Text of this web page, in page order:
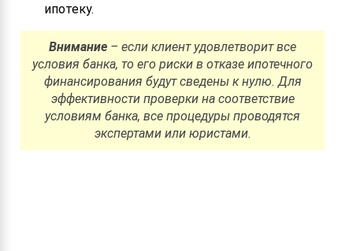
ипотеку.
Внимание – если клиент удовлетворит все
условия банка, то его риски в отказе ипотечного
финансирования будут сведены к нулю. Для
эффективности проверки на соответствие
условиям банка, все процедуры проводятся
экспертами или юристами.